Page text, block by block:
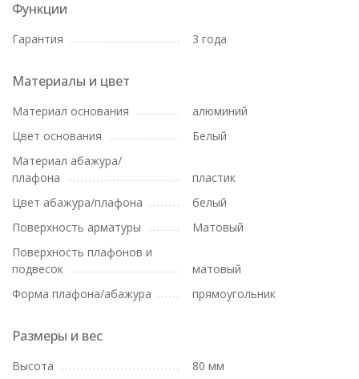
Функции
Гарантия 3 года
Материалы и цвет
Материал основания
алюминий
Цвет основания
Белый
Материал абажура/
плафона
пластик
Цвет абажура/плафона
белый
Поверхность арматуры
Матовый
Поверхность плафонов и
подвесок
матовый
Форма плафона/абажура
прямоугольник
Размеры и вес
Высота
80 мм